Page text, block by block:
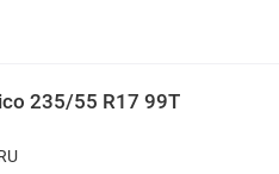
235/55 R17 99T